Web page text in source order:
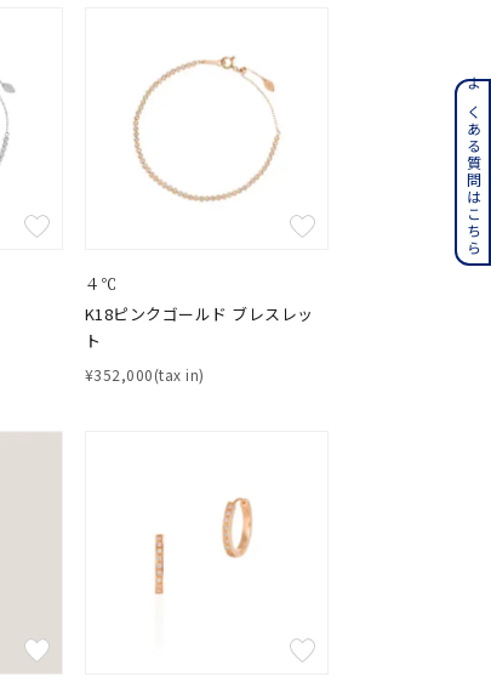
他
6月の誕生石
12月の誕生石
フラワー
ー
ユニセックス
４℃
K18ピンクゴールド ブレスレッ
ト
¥352,000(tax in)
よくある質問はこちら